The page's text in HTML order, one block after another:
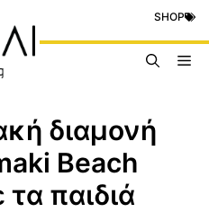
SHOP
διαμονή
Beach
παιδιά